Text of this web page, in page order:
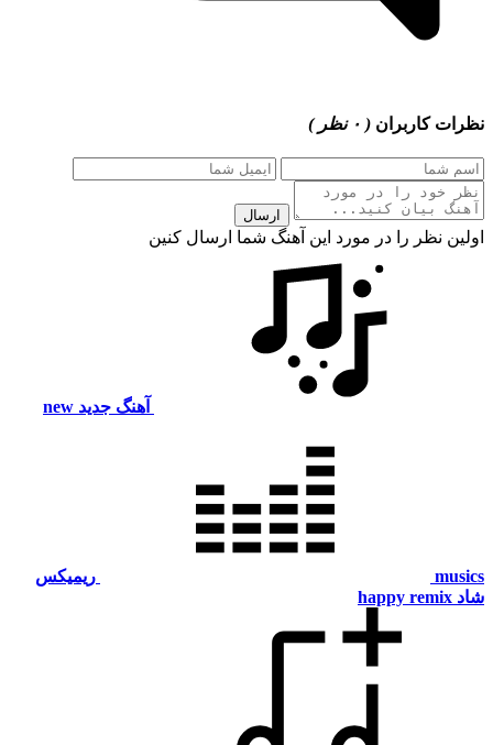
کاربران( ۰ نظر )
ارسال
نظر را در مورد این آهنگ شما ارسال کنین
آهنگ جدید new
ریمیکس
happy